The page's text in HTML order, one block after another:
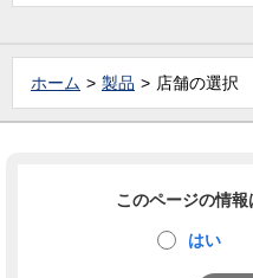
ホーム 製品 店舗の選択
このページの情
はい